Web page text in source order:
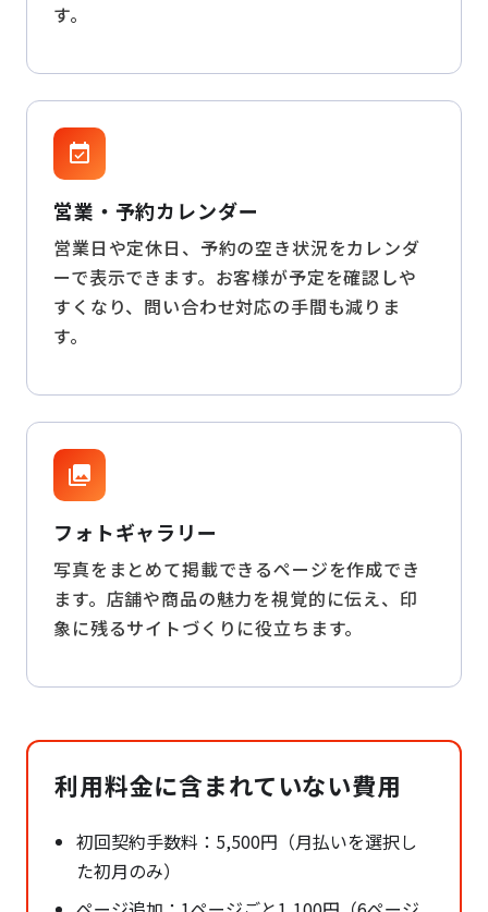
す。
event_available
営業・予約カレンダー
営業日や定休日、予約の空き状況をカレンダ
ーで表示できます。お客様が予定を確認しや
すくなり、問い合わせ対応の手間も減りま
す。
collections
フォトギャラリー
写真をまとめて掲載できるページを作成でき
ます。店舗や商品の魅力を視覚的に伝え、印
象に残るサイトづくりに役立ちます。
利用料金に含まれていない費用
初回契約手数料：5,500円（月払いを選択し
た初月のみ）